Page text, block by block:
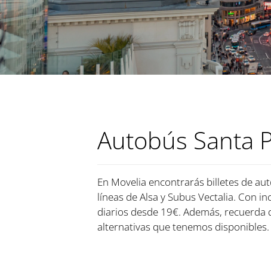
Autobús Santa
En Movelia encontrarás billetes de
líneas de Alsa y Subus Vectalia. Con
diarios desde 19€. Además,
alternativas que tenemos disponibles.